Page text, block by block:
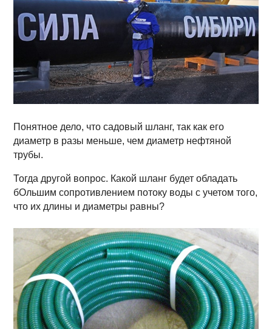
Понятное дело, что садовый шланг, так как его
диаметр в разы меньше, чем диаметр нефтяной
трубы.
Тогда другой вопрос. Какой шланг будет обладать
бОльшим сопротивлением потоку воды с учетом того,
что их длины и диаметры равны?